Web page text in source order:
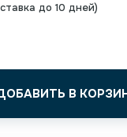
до 10 дней)
В